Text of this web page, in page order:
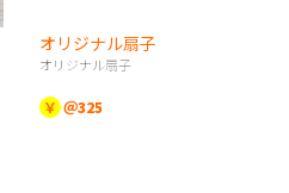
オリジナル扇子
オリジナル扇子
￥ ＠325